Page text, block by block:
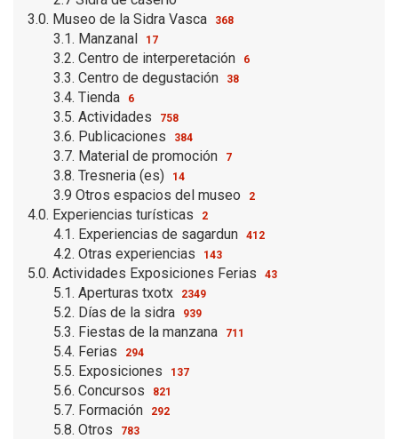
3.0. Museo de la Sidra Vasca
368
3.1. Manzanal 17
3.2. Centro de interperetación 6
3.3. Centro de degustación 38
3.4. Tienda 6
3.5. Actividades 758
3.6. Publicaciones 384
3.7. Material de promoción 7
3.8. Tresneria (es) 14
3.9 Otros espacios del museo 2
4.0. Experiencias turísticas 2
4.1. Experiencias de sagardun 412
4.2. Otras experiencias 143
5.0. Actividades Exposiciones Ferias 43
5.1. Aperturas txotx 2349
5.2. Días de la sidra 939
5.3. Fiestas de la manzana 711
5.4. Ferias 294
5.5. Exposiciones 137
5.6. Concursos 821
5.7. Formación 292
5.8. Otros 783